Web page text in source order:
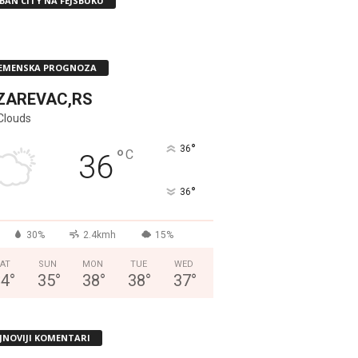
PROGNOZA
36°C 36°
36°
30% 2.4kmh 15%
°
SUN
35°
MON
38°
TUE
38°
WED
37°
KOMENTARI